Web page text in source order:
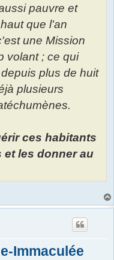
pauvre et
que l'an
une Mission
volant ; ce qui
plus de huit
plusieurs
ces habitants
et les donner au
Immaculée